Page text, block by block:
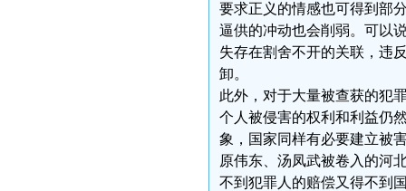
要求正义的情感也可得到部
逼供的冲动也会削弱。可以
失存在割舍不开的关联，违
卸。
此外，对于大量被查获的犯
个人被侵害的权利和利益仍
象，国家同样有必要建立被
原伟东、汤凤武被卷入的河
不到犯罪人的赔偿又得不到